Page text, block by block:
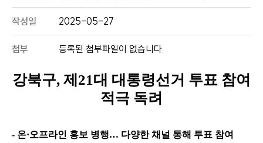
작성일 2025-05-27
첨부 등록된 첨부파일이 없습니다.
강북구, 제 21대 대통령선거 투표 참여
적극 독려
- 온·오프라인 홍보 병행… 다양한 채널 통해 투표 참여